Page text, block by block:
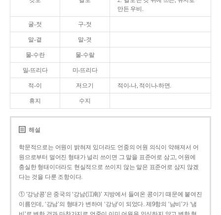
만든 우비.
굴-젓 구-젓
말-곁 말-겻
물-수란 물-수랄
밀-뜨리다 미-뜨리다
적-이 저으기 적이-나, 적이나-하면.
휴지 수지
해설
학문적으로는 어원이 밝혀져 있더라도 언중의 어원 의식이 약해져서 어
원으로부터 멀어진 형태가 널리 쓰이면 그 말을 표준어로 삼고, 어원에
충실한 형태이더라도 현실적으로 쓰이지 않는 말은 표준어로 삼지 않겠
다는 것을 다룬 조항이다.
① ‘강낭콩’은 중국의 ‘강남(江南)’ 지방에서 들여온 콩이기 때문에 붙여진
이름인데, ‘강남’의 형태가 변하여 ‘강낭’이 되었다. 제9항의 ‘남비’가 ‘냄